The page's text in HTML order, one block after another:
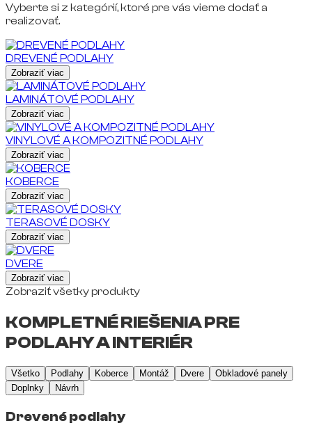
Vyberte si z kategórií, ktoré pre vás vieme dodať a
realizovať.
DREVENÉ PODLAHY
Zobraziť viac
LAMINÁTOVÉ PODLAHY
Zobraziť viac
VINYLOVÉ A KOMPOZITNÉ PODLAHY
Zobraziť viac
KOBERCE
Zobraziť viac
TERASOVÉ DOSKY
Zobraziť viac
DVERE
Zobraziť viac
Zobraziť všetky produkty
KOMPLETNÉ RIEŠENIA PRE
PODLAHY A INTERIÉR
Všetko Podlahy Koberce Montáž Dvere
Obkladové panely
Doplnky
Návrh
Drevené podlahy